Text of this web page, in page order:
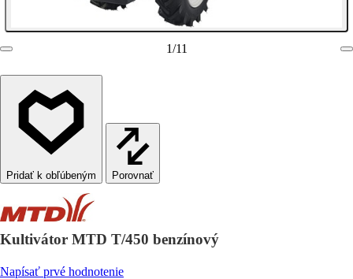
1/11
Porovnať
Kultivátor MTD T/450 benzínový
Napísať prvé hodnotenie